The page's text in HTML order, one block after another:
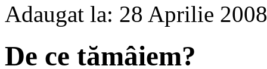
Adaugat la: 28 Aprilie
De ce tămâiem?